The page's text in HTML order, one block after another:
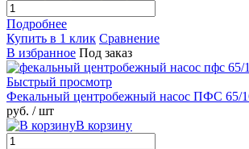
Подробнее
Купить в 1 клик Сравнение
В избранное Под заказ
Быстрый просмотр
Фекальный центробежный насос ПФС 65/
руб. / шт
В корзину